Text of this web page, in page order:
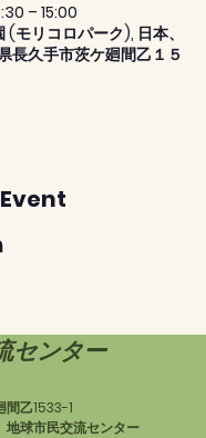
– 15:00
モリコロパーク), 日本、
長久手市茨ケ廻間乙１５
センター
間乙1533-1
球市民交流センター